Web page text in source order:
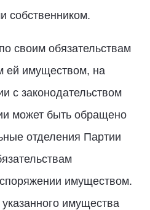
собственником.
своим обязательствам
ей имуществом, на
с законодательством
может быть обращено
отделения Партии
имуществом.
имущества